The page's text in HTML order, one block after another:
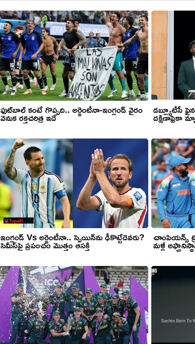
ఫుట్‌బాల్ కంటే గొప్పది.. అర్జెంటీనా-ఇంగ్లండ్ వైరం
వెనుక రక్తచరిత్ర ఇదే
ఇంగ్లండ్‌ Vs అర్జెంటీనా.. స్పెయిన్‌ను ఢీకొట్టేదెవరు?
సెమీస్‌పై ప్రపంచం మొత్తం ఆసక్తి
డబ్ల్యూటీసీ
దక్షిణాఫ్రికా
చాంపియన్స్
మళ్లీ